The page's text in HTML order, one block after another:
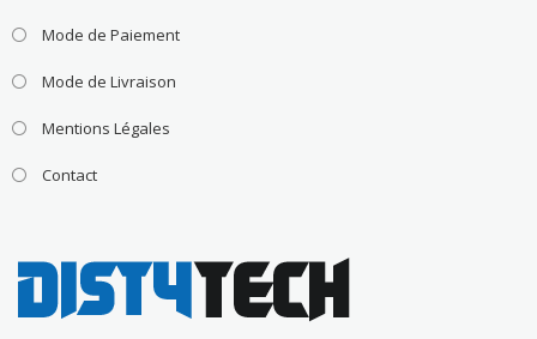
Mode de Paiement
Mode de Livraison
Mentions Légales
Contact